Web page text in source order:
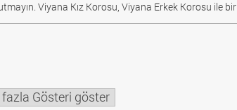
Viyana Kız Korosu, Viyana Erkek Korosu ile
Gösteri göster